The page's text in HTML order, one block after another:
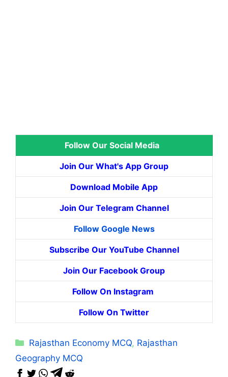
Follow Our Social Media
Join Our What's App Group
Download Mobile App
Join Our Telegram Channel
Follow Google News
Subscribe Our YouTube Channel
Join Our Facebook Group
Follow On Instagram
Follow On Twitter
Categories
Rajasthan Economy MCQ, Rajasthan
Geography MCQ